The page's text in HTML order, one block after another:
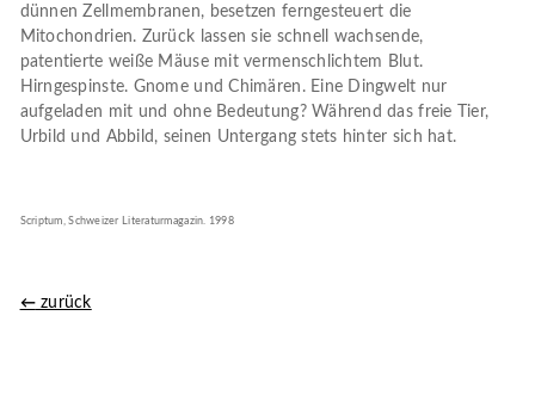
dünnen Zellmembranen, besetzen ferngesteuert die
Mitochondrien. Zurück lassen sie schnell wachsende,
patentierte weiße Mäuse mit vermenschlichtem Blut.
Hirngespinste. Gnome und Chimären. Eine Dingwelt nur
aufgeladen mit und ohne Bedeutung? Während das freie Tier,
Urbild und Abbild, seinen Untergang stets hinter sich hat.
Scriptum, Schweizer Literaturmagazin. 1998
←zurück